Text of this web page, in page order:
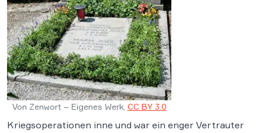
Von Zenwort – Eigenes Werk, CC BY 3.0
Kriegsoperationen inne und war ein enger Vertrauter